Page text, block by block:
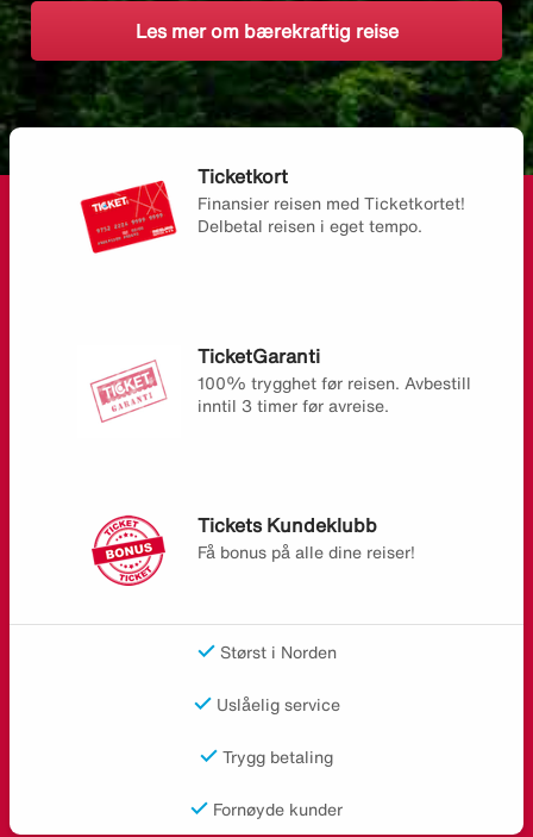
Les mer om bærekraftig reise
Ticketkort
Finansier reisen med Ticketkortet!
Delbetal reisen i eget tempo.
TicketGaranti
100% trygghet før reisen. Avbestill
inntil 3 timer før avreise.
Tickets Kundeklubb
Få bonus på alle dine reiser!
Størst i Norden
Uslåelig service
Trygg betaling
Fornøyde kunder